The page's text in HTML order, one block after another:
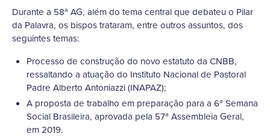
Durante a 58ª AG, além do tema central que debateu o Pilar
da Palavra, os bispos trataram, entre outros assuntos, dos
seguintes temas:
Processo de construção do novo estatuto da CNBB,
ressaltando a atuação do Instituto Nacional de Pastoral
Padre Alberto Antoniazzi (INAPAZ);
A proposta de trabalho em preparação para a 6ª Semana
Social Brasileira, aprovada pela 57ª Assembleia Geral,
em 2019.